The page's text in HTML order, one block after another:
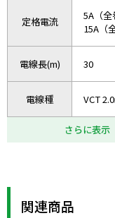
定格電流
5A（全
15A（
電線長(m) 30
電線種 VCT
さらに表示
関連商品